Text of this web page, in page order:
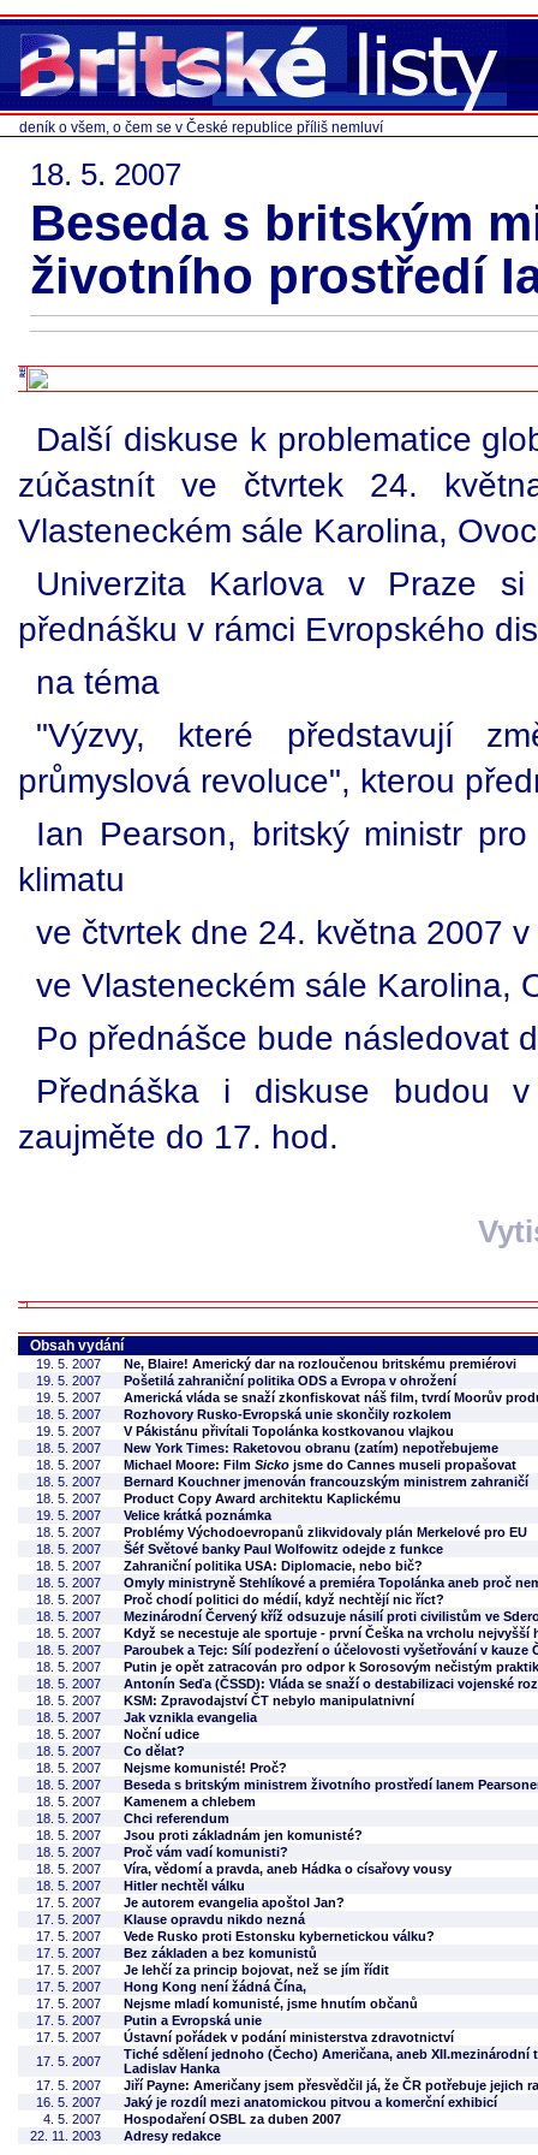
deník o všem, o čem se v České republice příliš nemluví
18. 5. 2007
Beseda s britským
životního prostředí
Další diskuse k problematice
zúčastnít ve čtvrtek 24.
Vlasteneckém sále Karolina,
Univerzita Karlova v Praze
přednášku v rámci Evropského
na téma
"Výzvy, které představují
průmyslová revoluce", kterou
Ian Pearson, britský ministr
klimatu
ve čtvrtek dne 24. května 2007
ve Vlasteneckém sále Karolina,
Po přednášce bude následovat
Přednáška i diskuse budou
zaujměte do 17. hod.
Obsah vydání
19. 5. 2007
Ne, Blaire! Americký dar na rozloučenou britskému premiérovi
19. 5. 2007
Pošetilá zahraniční politika ODS a Evropa v ohrožení
19. 5. 2007
Americká vláda se snaží zkonfiskovat náš film, tvrdí Moorův
18. 5. 2007
Rozhovory Rusko-Evropská unie skončily rozkolem
19. 5. 2007
V Pákistánu přivítali Topolánka kostkovanou vlajkou
18. 5. 2007
New York Times: Raketovou obranu (zatím) nepotřebujeme
18. 5. 2007
Michael Moore: Film Sicko jsme do Cannes museli propašovat
18. 5. 2007
Bernard Kouchner jmenován francouzským ministrem zahraničí
18. 5. 2007
Product Copy Award architektu Kaplickému
19. 5. 2007
Velice krátká poznámka
18. 5. 2007
Problémy Východoevropanů zlikvidovaly plán Merkelové pro EU
18. 5. 2007
Šéf Světové banky Paul Wolfowitz odejde z funkce
18. 5. 2007
Zahraniční politika USA: Diplomacie, nebo bič?
18. 5. 2007
Omyly ministryně Stehlíkové a premiéra Topolánka aneb proč
18. 5. 2007
Proč chodí politici do médií, když nechtějí nic říct?
18. 5. 2007
Mezinárodní Červený kříž odsuzuje násilí proti civilistům ve
18. 5. 2007
Když se necestuje ale sportuje - první Češka na vrcholu nejvyšší
18. 5. 2007
Paroubek a Tejc: Sílí podezření o účelovosti vyšetřování v
18. 5. 2007
Putin je opět zatracován pro odpor k Sorosovým nečistým
18. 5. 2007
Antonín Seďa (ČSSD): Vláda se snaží o destabilizaci vojenské
18. 5. 2007
KSM: Zpravodajství ČT nebylo manipulatnivní
18. 5. 2007
Jak vznikla evangelia
18. 5. 2007
Noční udice
18. 5. 2007
Co dělat?
18. 5. 2007
Nejsme komunisté! Proč?
18. 5. 2007
Beseda s britským ministrem životního prostředí Ianem
18. 5. 2007
Kamenem a chlebem
18. 5. 2007
Chci referendum
18. 5. 2007
Jsou proti základnám jen komunisté?
18. 5. 2007
Proč vám vadí komunisti?
18. 5. 2007
Víra, vědomí a pravda, aneb Hádka o císařovy vousy
18. 5. 2007
Hitler nechtěl válku
17. 5. 2007
Je autorem evangelia apoštol Jan?
17. 5. 2007
Klause opravdu nikdo nezná
17. 5. 2007
Vede Rusko proti Estonsku kybernetickou válku?
17. 5. 2007
Bez základen a bez komunistů
17. 5. 2007
Je lehčí za princip bojovat, než se jím řídit
17. 5. 2007
Hong Kong není žádná Čína,
17. 5. 2007
Nejsme mladí komunisté, jsme hnutím občanů
17. 5. 2007
Putin a Evropská unie
17. 5. 2007
Ústavní pořádek v podání ministerstva zdravotnictví
17. 5. 2007
Tiché sdělení jednoho (Čecho) Američana, aneb XII.mezinárodní
Ladislav Hanka
17. 5. 2007
Jiří Payne: Američany jsem přesvědčil já, že ČR potřebuje jejich
16. 5. 2007
Jaký je rozdíl mezi anatomickou pitvou a komerční exhibicí
4. 5. 2007
Hospodaření OSBL za duben 2007
22. 11. 2003
Adresy redakce